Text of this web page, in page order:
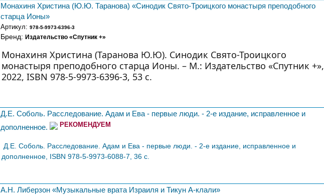
Монахиня Христина (Ю.Ю. Таранова) «Синодик Свято-Троицкого монастыря преподобного
старца Ионы»
Артикул: 978-5-9973-6396-3
Бренд: Издательство «Спутник +»
Монахиня Христина (Таранова Ю.Ю). Синодик Свято-Троицкого
монастыря преподобного старца Ионы. – М.: Издательство «Спутник +»,
2022, ISBN 978-5-9973-6396-3, 53 с.
Д.Е. Соболь. Расследование. Адам и Ева - первые люди. - 2-е издание, исправленное и
дополненное.
РЕКОМЕНДУЕМ
Д.Е. Соболь. Расследование. Адам и Ева - первые люди. - 2-е издание, исправленное и
дополненное, ISBN 978-5-9973-6088-7, 36 с.
А.Н. Либерзон «Музыкальные врата Израиля и Тикун А-клали»